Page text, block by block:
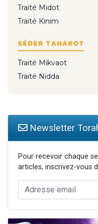
Traité Midot
Traité Kinim
SÉDER TAHAROT
Traité Mikvaot
Traité Nidda
Newsletter
Pour recevoir chaque
articles, inscrivez-vous